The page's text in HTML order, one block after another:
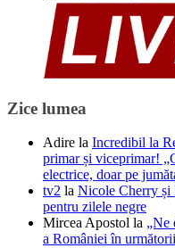
Zice lumea
Adire la Incredibil la
primar și viceprimar!
electrice, doar pe
tv2 la Nicole Cherry și
pentru zilele negre
Mircea Apostol la „Ne
a României în